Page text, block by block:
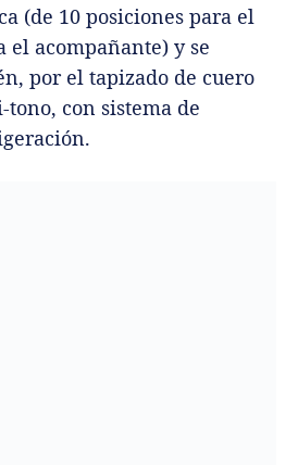
(de 10 posiciones para el
el acompañante) y se
por el tapizado de cuero
con sistema de